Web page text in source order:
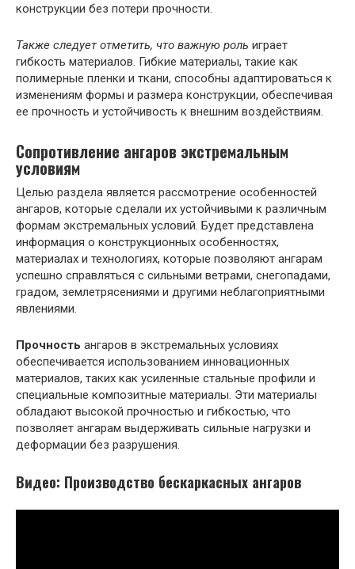
конструкции без потери прочности.
Также следует отметить, что важную роль играет
гибкость материалов. Гибкие материалы, такие как
полимерные пленки и ткани, способны адаптироваться к
изменениям формы и размера конструкции, обеспечивая
ее прочность и устойчивость к внешним воздействиям.
Сопротивление ангаров экстремальным
условиям
Целью раздела является рассмотрение особенностей
ангаров, которые сделали их устойчивыми к различным
формам экстремальных условий. Будет представлена
информация о конструкционных особенностях,
материалах и технологиях, которые позволяют ангарам
успешно справляться с сильными ветрами, снегопадами,
градом, землетрясениями и другими неблагоприятными
явлениями.
Прочность ангаров в экстремальных условиях
обеспечивается использованием инновационных
материалов, таких как усиленные стальные профили и
специальные композитные материалы. Эти материалы
обладают высокой прочностью и гибкостью, что
позволяет ангарам выдерживать сильные нагрузки и
деформации без разрушения.
Видео: Производство бескаркасных ангаров